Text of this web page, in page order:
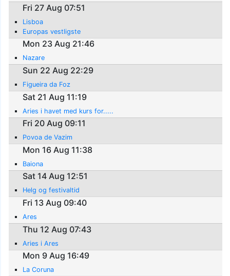
Fri 27 Aug 07:51
Lisboa
Europas vestligste
Mon 23 Aug 21:46
Nazare
Sun 22 Aug 22:29
Figueira da Foz
Sat 21 Aug 11:19
Aries i havet med kurs for.....
Fri 20 Aug 09:11
Povoa de Vazim
Mon 16 Aug 11:38
Baiona
Sat 14 Aug 12:51
Helg og festivaltid
Fri 13 Aug 09:40
Ares
Thu 12 Aug 07:43
Aries i Ares
Mon 9 Aug 16:49
La Coruna